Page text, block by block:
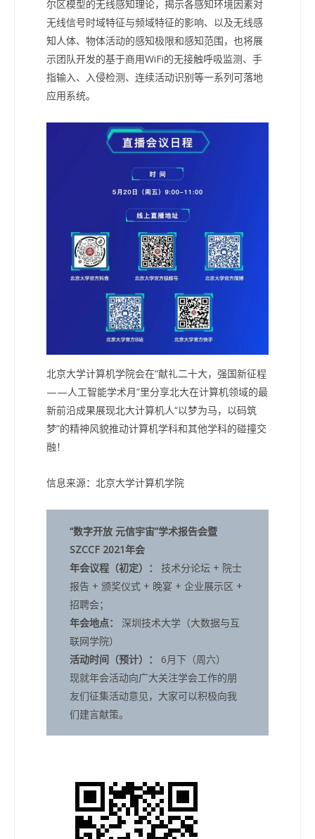
尔区模型的无线感知理论，揭示各感知环境因素对
无线信号时域特征与频域特征的影响、以及无线感
知人体、物体活动的感知极限和感知范围，也将展
示团队开发的基于商用WiFi的无接触呼吸监测、手
指输入、入侵检测、连续活动识别等一系列可落地
应用系统。
北京大学计算机学院会在“献礼二十大，强国新征程
——人工智能学术月”里分享北大在计算机领域的最
新前沿成果展现北大计算机人“以梦为马，以码筑
梦”的精神风貌推动计算机学科和其他学科的碰撞交
融！
信息来源：北京大学计算机学院
“数字开放 元信宇宙”学术报告会暨
SZCCF 2021年会
年会议程（初定）：
技术分论坛 + 院士
报告 + 颁奖仪式 + 晚宴 + 企业展示区 +
招聘会；
年会地点：
深圳技术大学（大数据与互
联网学院）
活动时间（预计）：
6月下（周六）
现就年会活动向广大关注学会工作的朋
友们征集活动意见，大家可以积极向我
们建言献策。